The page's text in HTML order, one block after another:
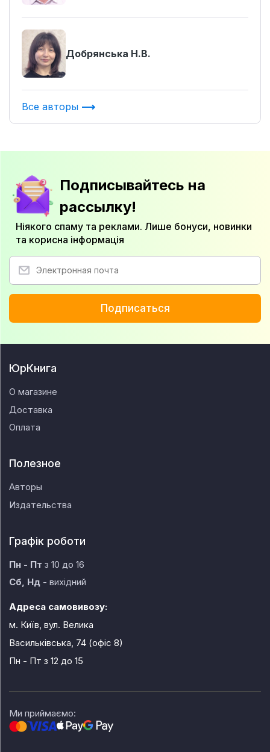
Добрянська Н.В.
Все авторы
Подписывайтесь на
рассылку!
Ніякого спаму та реклами. Лише бонуси, новинки
та корисна інформація
Подписаться
ЮрКнига
О магазине
Доставка
Оплата
Полезное
Авторы
Издательства
Графік роботи
Пн - Пт з 10 до 16
Сб, Нд - вихідний
Адреса самовивозу:
м. Київ, вул. Велика
Васильківська, 74 (офіс 8)
Пн - Пт з 12 до 15
Ми приймаємо: